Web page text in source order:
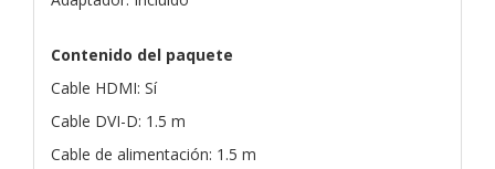
Contenido del paquete
Cable HDMI: Sí
Cable DVI-D: 1.5 m
Cable de alimentación: 1.5 m